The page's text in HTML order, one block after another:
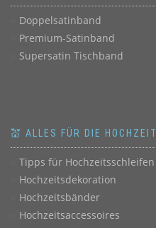
Doppelsatinband
Premium-Satinband
Supersatin Tischband
💒 ALLES FÜR DIE HOCHZEIT
Tipps für Hochzeitsschleifen
Hochzeitsdekoration
Hochzeitsbänder
Hochzeitsaccessoires